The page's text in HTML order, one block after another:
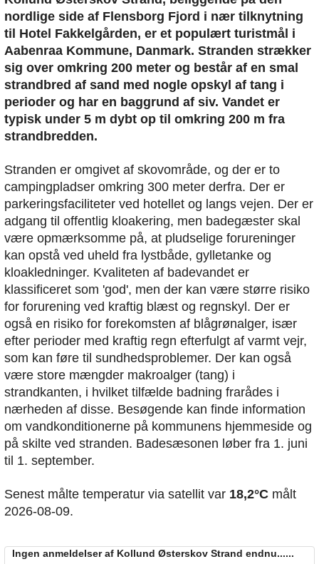
nordlige side af Flensborg Fjord i nær tilknytning
til Hotel Fakkelgården, er et populært turistmål i
Aabenraa Kommune, Danmark. Stranden strækker
sig over omkring 200 meter og består af en smal
strandbred af sand med nogle opskyl af tang i
perioder og har en baggrund af siv. Vandet er
typisk under 5 m dybt op til omkring 200 m fra
strandbredden.
Stranden er omgivet af skovområde, og der er to
campingpladser omkring 300 meter derfra. Der er
parkeringsfaciliteter ved hotellet og langs vejen. Der er
adgang til offentlig kloakering, men badegæster skal
være opmærksomme på, at pludselige forureninger
kan opstå ved uheld fra lystbåde, gylletanke og
kloakledninger. Kvaliteten af badevandet er
klassificeret som 'god', men der kan være større risiko
for forurening ved kraftig blæst og regnskyl. Der er
også en risiko for forekomsten af blågrønalger, især
efter perioder med kraftig regn efterfulgt af varmt vejr,
som kan føre til sundhedsproblemer. Der kan også
være store mængder makroalger (tang) i
strandkanten, i hvilket tilfælde badning frarådes i
nærheden af disse. Besøgende kan finde information
om vandkonditionerne på kommunens hjemmeside og
på skilte ved stranden. Badesæsonen løber fra 1. juni
til 1. september.
Senest målte temperatur via satellit var 18,2°C målt
2026-08-09.
Ingen anmeldelser af Kollund Østerskov Strand endnu......